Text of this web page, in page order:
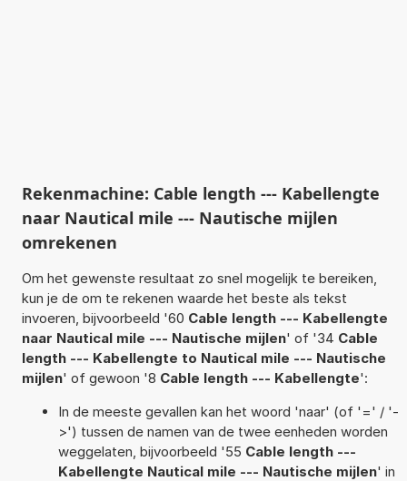
Rekenmachine: Cable length --- Kabellengte
naar Nautical mile --- Nautische mijlen
omrekenen
Om het gewenste resultaat zo snel mogelijk te bereiken,
kun je de om te rekenen waarde het beste als tekst
invoeren, bijvoorbeeld '60 Cable length --- Kabellengte
naar Nautical mile --- Nautische mijlen' of '34 Cable
length --- Kabellengte to Nautical mile --- Nautische
mijlen' of gewoon '8 Cable length --- Kabellengte':
In de meeste gevallen kan het woord 'naar' (of '=' / '-
>') tussen de namen van de twee eenheden worden
weggelaten, bijvoorbeeld '55 Cable length ---
Kabellengte Nautical mile --- Nautische mijlen' in